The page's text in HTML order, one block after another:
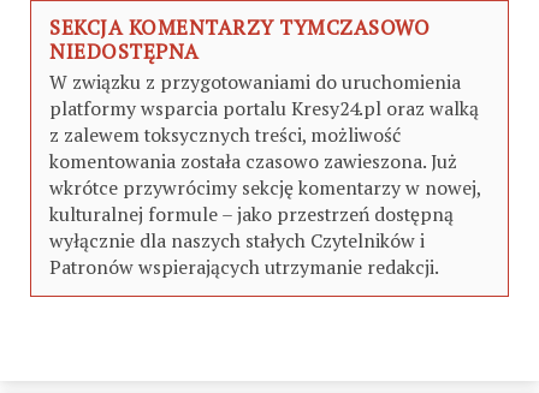
SEKCJA KOMENTARZY TYMCZASOWO
NIEDOSTĘPNA
W związku z przygotowaniami do uruchomienia
platformy wsparcia portalu Kresy24.pl oraz walką
z zalewem toksycznych treści, możliwość
komentowania została czasowo zawieszona. Już
wkrótce przywrócimy sekcję komentarzy w nowej,
kulturalnej formule – jako przestrzeń dostępną
wyłącznie dla naszych stałych Czytelników i
Patronów wspierających utrzymanie redakcji.